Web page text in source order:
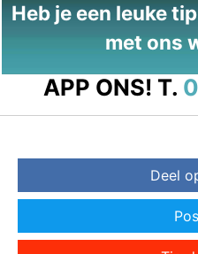
Heb je een leuke
met ons
APP ONS! T.
Deel